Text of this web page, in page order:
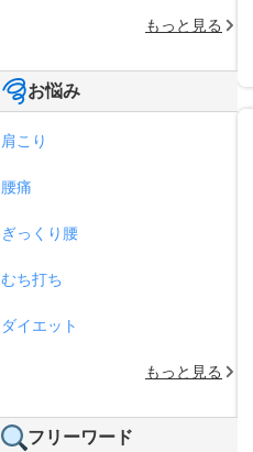
もっと見る
お悩み
肩こり
腰痛
ぎっくり腰
むち打ち
ダイエット
もっと見る
フリーワード